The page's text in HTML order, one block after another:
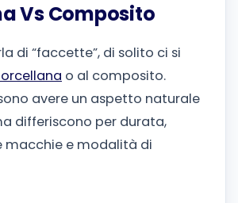
Vs Composito
di “faccette”, di solito ci si
o al composito.
avere un aspetto naturale
differiscono per durata,
macchie e modalità di